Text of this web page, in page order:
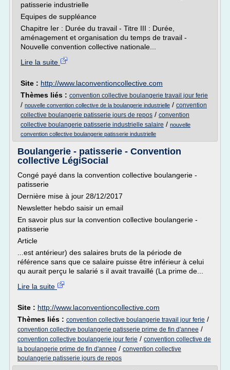
patisserie industrielle
Equipes de suppléance
Chapitre Ier : Durée du travail - Titre III : Durée,
aménagement et organisation du temps de travail -
Nouvelle convention collective nationale...
Lire la suite
Site : http://www.laconventioncollective.com
Thèmes liés : convention collective boulangerie travail jour ferie
/ nouvelle convention collective de la boulangerie industrielle / convention
collective boulangerie patisserie jours de repos / convention
collective boulangerie patisserie industrielle salaire / nouvelle
convention collective boulangerie patisserie industrielle
Boulangerie - patisserie - Convention
collective LégiSocial
Congé payé dans la convention collective boulangerie -
patisserie
Dernière mise à jour 28/12/2017
Newsletter hebdo saisir un email
En savoir plus sur la convention collective boulangerie -
patisserie
Article
...est antérieur) des salaires bruts de la période de
référence sans que ce salaire puisse être inférieur à celui
qu aurait perçu le salarié s il avait travaillé (La prime de...
Lire la suite
Site : http://www.laconventioncollective.com
Thèmes liés : convention collective boulangerie travail jour ferie /
convention collective boulangerie patisserie prime de fin d'annee /
convention collective boulangerie jour ferie / convention collective de
la boulangerie prime de fin d'annee / convention collective
boulangerie patisserie jours de repos